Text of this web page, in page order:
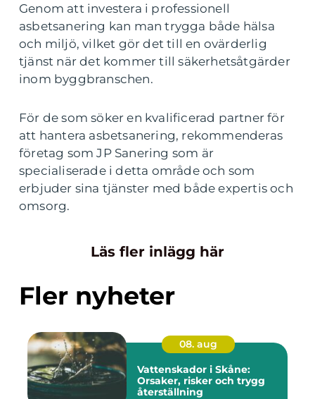
Genom att investera i professionell
asbetsanering kan man trygga både hälsa
och miljö, vilket gör det till en ovärderlig
tjänst när det kommer till säkerhetsåtgärder
inom byggbranschen.
För de som söker en kvalificerad partner för
att hantera asbetsanering, rekommenderas
företag som JP Sanering som är
specialiserade i detta område och som
erbjuder sina tjänster med både expertis och
omsorg.
Läs fler inlägg här
Fler nyheter
08. aug
Vattenskador i Skåne:
Orsaker, risker och trygg
återställning